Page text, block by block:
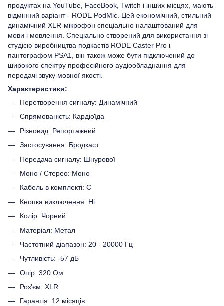
продуктах на YouTube, FaceBook, Twitch і інших місцях, мають
відмінний варіант - RODE PodMic. Цей економічний, стильний
динамічний XLR-мікрофон спеціально налаштований для
мови і мовлення. Спеціально створений для використання зі
студією виробництва подкастів RODE Caster Pro і
пантографом PSA1, він також може бути підключений до
широкого спектру професійного аудіообладнання для
передачі звуку мовної якості.
Характеристики:
Перетворення сигналу: Динамічний
Спрямованість: Кардіоїда
Різновид: Репортажний
Застосування: Бродкаст
Передача сигналу: Шнурової
Моно / Стерео: Моно
Кабель в комплекті: Є
Кнопка виключення: Ні
Колір: Чорний
Матеріал: Метал
Частотний діапазон: 20 - 20000 Гц
Чутливість: -57 дБ
Опір: 320 Ом
Роз'єм: XLR
Гарантія: 12 місяців